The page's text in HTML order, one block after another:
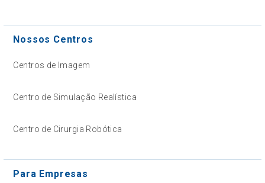
Nossos Centros
Centros de Imagem
Centro de Simulação Realística
Centro de Cirurgia Robótica
Para Empresas